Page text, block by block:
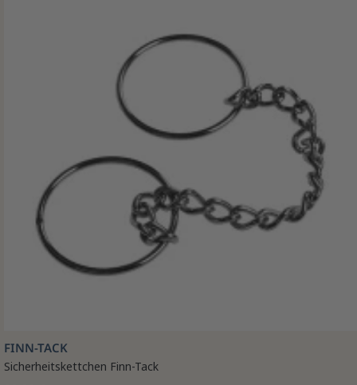
FINN-TACK
Sicherheitskettchen Finn-Tack